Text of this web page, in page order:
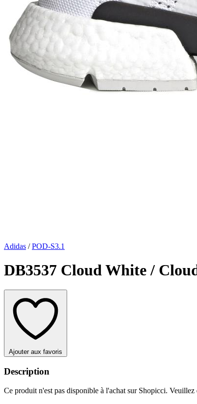
Adidas /POD-S3.1
DB3537 Cloud White /
Ajouter aux favoris
Description
Ce produit n'est pas disponible à l'achat sur Shopicci.